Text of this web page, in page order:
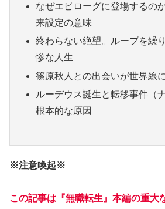
なぜエピローグに登場するの
来設定の意味
終わらない絶望。ループを繰
惨な人生
篠原秋人との出会いが世界線
ルーデウス誕生と転移事件（
根本的な原因
※注意喚起※
この記事は『無職転生』本編の重大